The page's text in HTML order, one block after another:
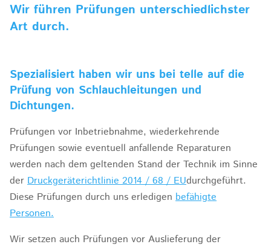
Wir führen Prüfungen unterschiedlichster
Art durch.
Spezialisiert haben wir uns bei telle auf die
Prüfung von Schlauchleitungen und
Dichtungen.
Prüfungen vor Inbetriebnahme, wiederkehrende
Prüfungen sowie eventuell anfallende Reparaturen
werden nach dem geltenden Stand der Technik im Sinne
der Druckgeräterichtlinie 2014 / 68 / EUdurchgeführt.
Diese Prüfungen durch uns erledigen befähigte
Personen.
Wir setzen auch Prüfungen vor Auslieferung der